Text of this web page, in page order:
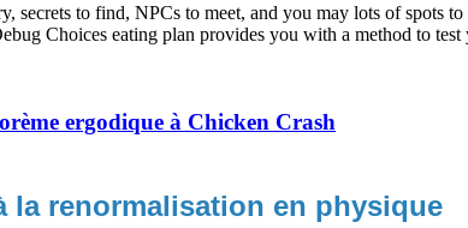
secrets to find, NPCs to meet, and you may lots of spots
Choices eating plan provides you with a method to
ergodique à Chicken Crash
la renormalisation en physique